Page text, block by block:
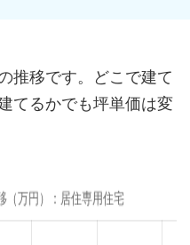
推移です。どこで建て
てるかでも坪単価は変